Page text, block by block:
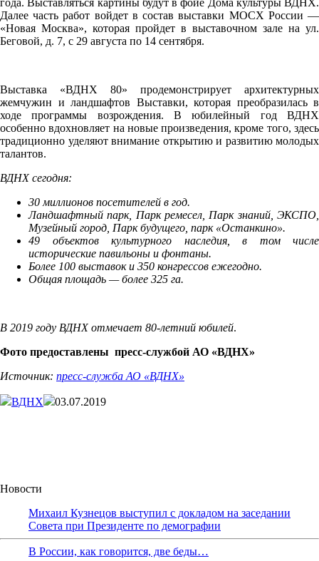
Далее часть работ войдет в состав выставки МОСХ России —
«Новая Москва», которая пройдет в выставочном зале на ул.
Беговой, д. 7, с 29 августа по 14 сентября.
Выставка «ВДНХ 80» продемонстрирует архитектурных
жемчужин и ландшафтов Выставки, которая преобразилась в
ходе программы возрождения. В юбилейный год ВДНХ
особенно вдохновляет на новые произведения, кроме того, здесь
традиционно уделяют внимание открытию и развитию молодых
талантов.
ВДНХ сегодня:
30 миллионов посетителей в год.
Ландшафтный парк, Парк ремесел, Парк знаний, ЭКСПО,
Музейный город, Парк будущего, парк «Останкино».
49 объектов культурного наследия, в том числе
исторические павильоны и фонтаны.
Более 100 выставок и 350 конгрессов ежегодно.
Общая площадь — более 325 га.
В 2019 году ВДНХ отмечает 80-летний юбилей.
Фото предоставлены пресс-службой АО «ВДНХ»
Источник: пресс-служба АО «ВДНХ»
ВДНХ 03.07.2019
Новости
Михаил Кузнецов выступил с докладом на заседании
Совета при Президенте по демографии
В России, как говорится, две беды…